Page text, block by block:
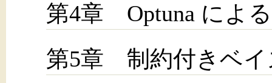
第4章 Optuna によ
第5章 制約付きベイ